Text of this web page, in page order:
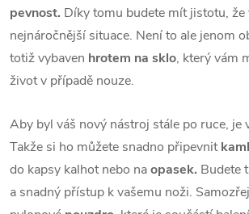
pevnost. Díky tomu budete mít jistotu, že
nejnáročnější situace. Není to ale jenom
totiž vybaven hrotem na sklo, který vám
život v případě nouze.
Aby byl váš nový nástroj stále po ruce, je
Takže si ho můžete snadno připevnit
do kapsy kalhot nebo naopasek. Budete
a snadný přístup k vašemu noži.